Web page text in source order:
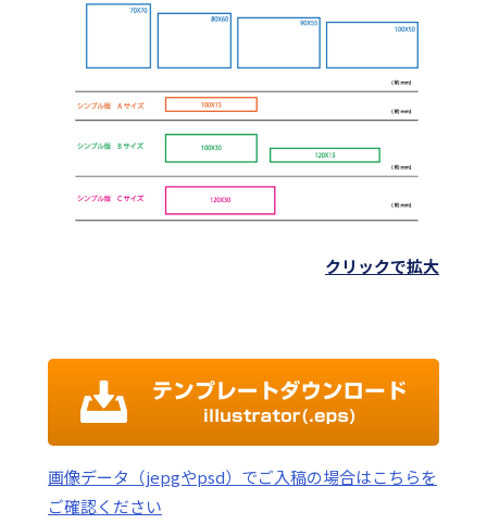
クリックで拡大
画像データ（jepgやpsd）でご入稿の場合はこちらを
ご確認ください